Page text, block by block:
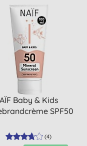
Baby & Kids
SPF50
(4)